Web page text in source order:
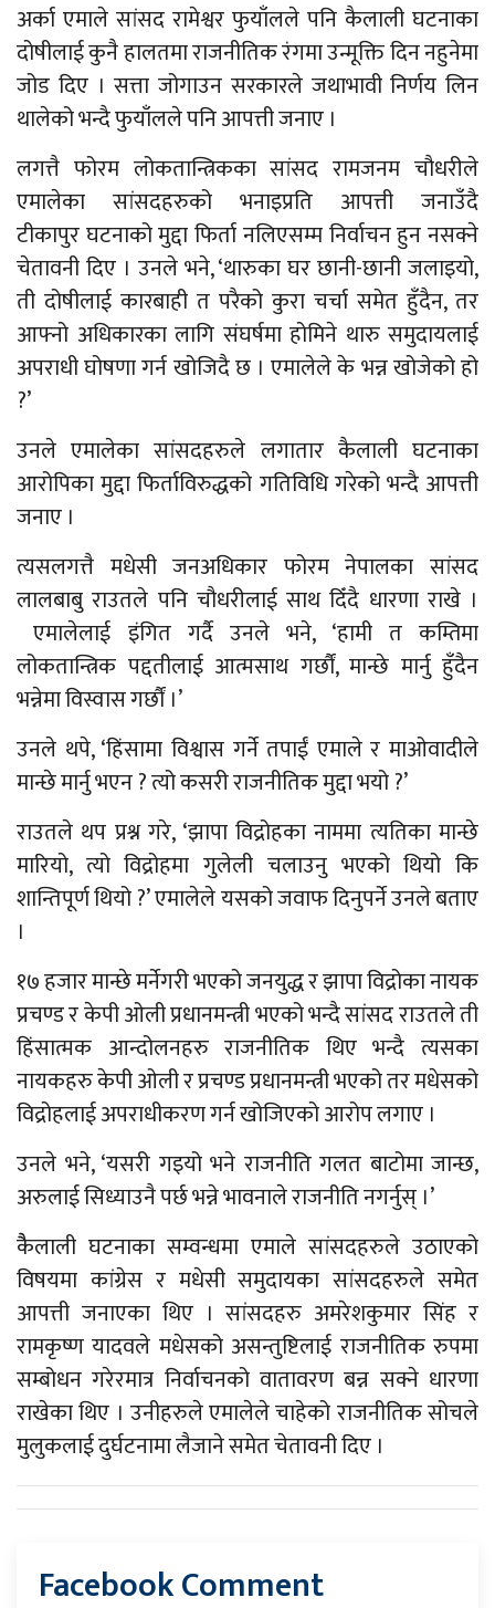
अर्का एमाले सांसद रामेश्वर फुयाँलले पनि कैलाली घटनाका
दोषीलाई कुनै हालतमा राजनीतिक रंगमा उन्मूक्ति दिन नहुनेमा
जोड दिए । सत्ता जोगाउन सरकारले जथाभावी निर्णय लिन
थालेको भन्दै फुयाँलले पनि आपत्ती जनाए ।
लगत्तै फोरम लोकतान्त्रिकका सांसद रामजनम चौधरीले
एमालेका सांसदहरुको भनाइप्रति आपत्ती जनाउँदै
टीकापुर घटनाको मुद्दा फिर्ता नलिएसम्म निर्वाचन हुन नसक्ने
चेतावनी दिए । उनले भने, ‘थारुका घर छानी-छानी जलाइयो,
ती दोषीलाई कारबाही त परैको कुरा चर्चा समेत हुँदैन, तर
आफ्नो अधिकारका लागि संघर्षमा होमिने थारु समुदायलाई
अपराधी घोषणा गर्न खोजिदै छ । एमालेले के भन्न खोजेको हो
?’
उनले एमालेका सांसदहरुले लगातार कैलाली घटनाका
आरोपिका मुद्दा फिर्ताविरुद्धको गतिविधि गरेको भन्दै आपत्ती
जनाए ।
त्यसलगत्तै मधेसी जनअधिकार फोरम नेपालका सांसद
लालबाबु राउतले पनि चौधरीलाई साथ दिँदै धारणा राखे ।
एमालेलाई इंगित गर्दै उनले भने, ‘हामी त कम्तिमा
लोकतान्त्रिक पद्दतीलाई आत्मसाथ गर्छौं, मान्छे मार्नु हुँदैन
भन्नेमा विस्वास गर्छौं ।’
उनले थपे, ‘हिंसामा विश्वास गर्ने तपाईं एमाले र माओवादीले
मान्छे मार्नु भएन ? त्यो कसरी राजनीतिक मुद्दा भयो ?’
राउतले थप प्रश्न गरे, ‘झापा विद्रोहका नाममा त्यतिका मान्छे
मारियो, त्यो विद्रोहमा गुलेली चलाउनु भएको थियो कि
शान्तिपूर्ण थियो ?’ एमालेले यसको जवाफ दिनुपर्ने उनले बताए
।
१७ हजार मान्छे मर्नेगरी भएको जनयुद्ध र झापा विद्रोका नायक
प्रचण्ड र केपी ओली प्रधानमन्त्री भएको भन्दै सांसद राउतले ती
हिंसात्मक आन्दोलनहरु राजनीतिक थिए भन्दै त्यसका
नायकहरु केपी ओली र प्रचण्ड प्रधानमन्त्री भएको तर मधेसको
विद्रोहलाई अपराधीकरण गर्न खोजिएको आरोप लगाए ।
उनले भने, ‘यसरी गइयो भने राजनीति गलत बाटोमा जान्छ,
अरुलाई सिध्याउनै पर्छ भन्ने भावनाले राजनीति नगर्नुस् ।’
कैैलाली घटनाका सम्वन्धमा एमाले सांसदहरुले उठाएको
विषयमा कांग्रेस र मधेसी समुदायका सांसदहरुले समेत
आपत्ती जनाएका थिए । सांसदहरु अमरेशकुमार सिंह र
रामकृष्ण यादवले मधेसको असन्तुष्टिलाई राजनीतिक रुपमा
सम्बोधन गरेरमात्र निर्वाचनको वातावरण बन्न सक्ने धारणा
राखेका थिए । उनीहरुले एमालेले चाहेको राजनीतिक सोचले
मुलुकलाई दुर्घटनामा लैजाने समेत चेतावनी दिए ।
Facebook Comment